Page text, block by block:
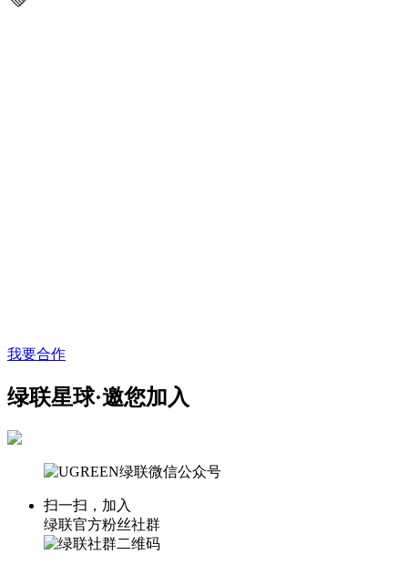
我要合作
绿联星球·邀您加入
扫一扫，加入
绿联官方粉丝社群